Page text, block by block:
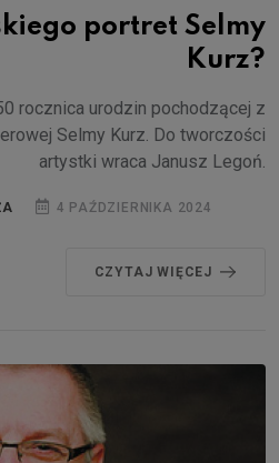
portret Selmy
Kurz?
rocznica urodzin pochodzącej z
Selmy Kurz. Do tworczości
artystki wraca Janusz Legoń.
4 PAŹDZIERNIKA 2024
CZYTAJ WIĘCEJ